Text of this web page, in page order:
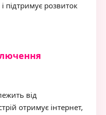
підтримує розвиток
від
отримує інтернет,